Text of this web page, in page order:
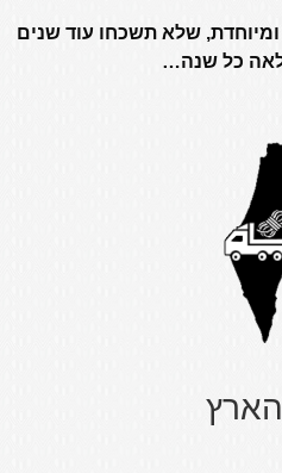
שלא תשכחו עוד שנים
כל שנה…